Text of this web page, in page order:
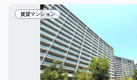
賃貸マンション